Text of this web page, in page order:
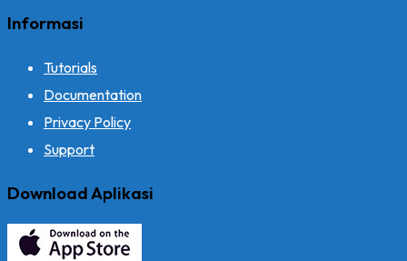
Informasi
Tutorials
Documentation
Privacy Policy
Support
Download Aplikasi